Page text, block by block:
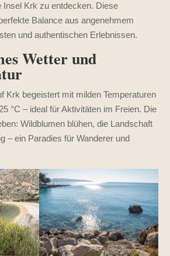
Insel Krk zu entdecken. Diese
Balance aus angenehmem
und authentischen Erlebnissen.
Wetter und
Krk begeistert mit milden Temperaturen
°C – ideal für Aktivitäten im Freien. Die
Wildblumen blühen, die Landschaft
– ein Paradies für Wanderer und